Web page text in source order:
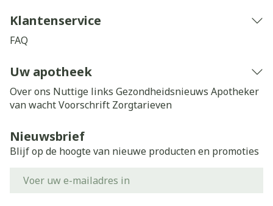
Klantenservice
FAQ
Uw apotheek
Over ons Nuttige links Gezondheidsnieuws Apotheker
van wachtVoorschrift Zorgtarieven
Nieuwsbrief
Blijf op de hoogte van nieuwe producten en promoties